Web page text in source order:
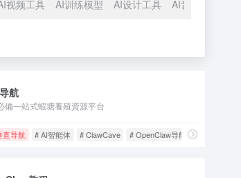
视频工具 AI训练模型 AI设计工具 AI音频工具
航
備一站式蝦塘養殖資源平台
直导航 # AI智能体 # ClawCave # OpenClaw导航